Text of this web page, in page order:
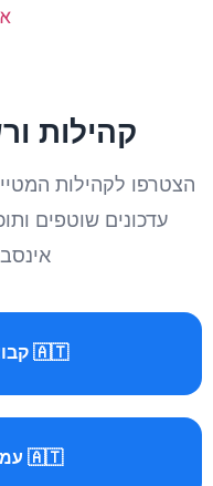
קהילות
הצטרפו לקהילות
עדכונים שוטפים
🇦🇹 קבוצת וינה למטיילים
🇦🇹 עמוד וינה למטיילים